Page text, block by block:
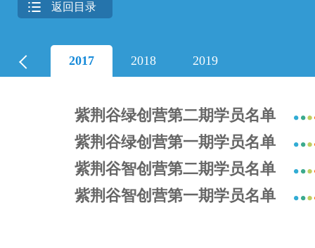
返回目录
2017 2018 2019